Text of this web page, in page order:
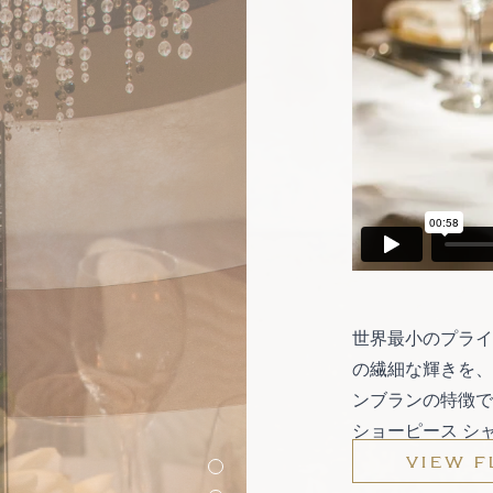
世界最小のプラ
の繊細な輝きを
ンブランの特徴
ショーピース シ
VIEW